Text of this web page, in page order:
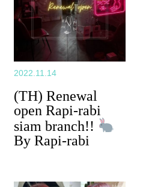
2022.11.14
(TH) Renewal
open Rapi-rabi
siam branch!!
By Rapi-rabi